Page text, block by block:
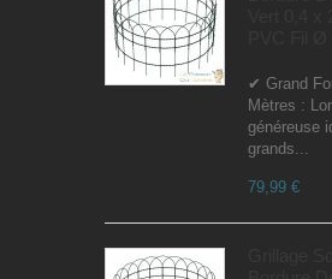
✔ Grand
Mètres :
généreuse
grands...
79,99 €